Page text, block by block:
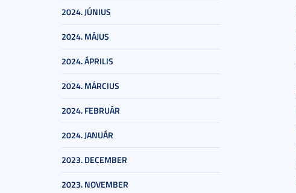
2024. JÚNIUS
2024. MÁJUS
2024. ÁPRILIS
2024. MÁRCIUS
2024. FEBRUÁR
2024. JANUÁR
2023. DECEMBER
2023. NOVEMBER